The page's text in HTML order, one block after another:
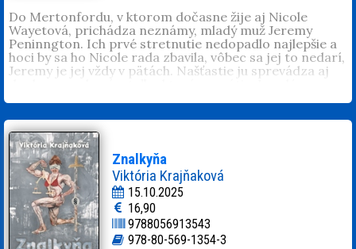
Do Mertonfordu, v ktorom dočasne žije aj Nicole
Wayetová, prichádza neznámy, mladý muž Jeremy
Peninngton. Ich prvé stretnutie nedopadlo najlepšie a
hoci by sa ho Nicole rada zbavila, vôbec sa jej to nedarí,
Jeremy je jej vždy v pätách. Našťastie ju sprevádza aj
jej minulosťou a Jeremy sa v Mertonforde neocitol
náhodou. Začína sa boj s časom, boj o život a najmä o
lásku.
Veronika Magulová(1989, Žiar nad Hronom). Pracuje
v rodinnej firme. Popri domácnosti a dvoch malých
deťoch sa takmer každý večer vracia k písaniu príbehov.
Vydala úspešné historické romány
Písané vo hviezdach.
Znalkyňa
Viktória Krajňaková
15.10.2025
16,90
9788056913543
978-80-569-1354-3